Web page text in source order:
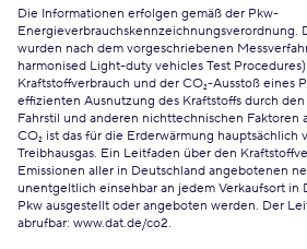
Die Informationen erfolgen gemäß der Pkw-
Energieverbrauchskennzeichnungsverordnung.
wurden nach dem vorgeschriebenen
harmonised Light-duty vehicles Test
Kraftstoffverbrauch und der CO₂-Ausstoß eines
effizienten Ausnutzung des Kraftstoffs durch
Fahrstil und anderen nichttechnischen Faktoren
CO₂ ist das für die Erderwärmung hauptsächlich
Treibhausgas. Ein Leitfaden über den
Emissionen aller in Deutschland angebotenen
unentgeltlich einsehbar an jedem Verkaufsort in
Pkw ausgestellt oder angeboten werden. Der
abrufbar: www.dat.de/co2.